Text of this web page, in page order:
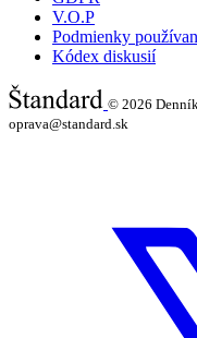
V.O.P
Podmienky
Kódex diskusií
© 2026
oprava@standard.sk